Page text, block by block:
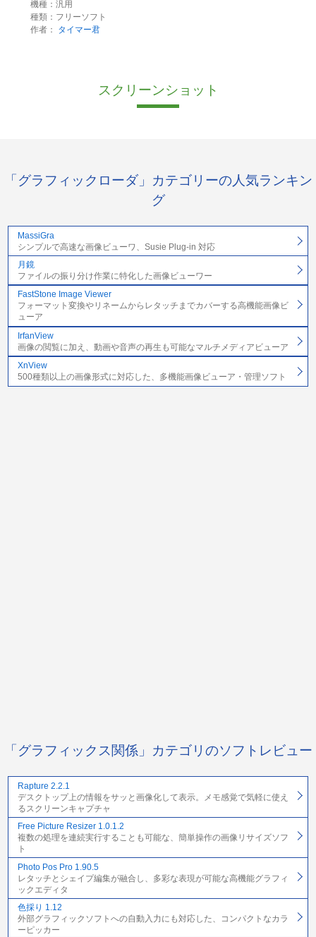
機種：汎用
種類：フリーソフト
作者：
タイマー君
スクリーンショット
「グラフィックローダ」カテゴリーの人気ランキン
グ
MassiGra
シンプルで高速な画像ビューワ、Susie Plug-in 対応
月鏡
ファイルの振り分け作業に特化した画像ビューワー
FastStone Image Viewer
フォーマット変換やリネームからレタッチまでカバーする高機能画像ビ
ューア
IrfanView
画像の閲覧に加え、動画や音声の再生も可能なマルチメディアビューア
XnView
500種類以上の画像形式に対応した、多機能画像ビューア・管理ソフト
「グラフィックス関係」カテゴリのソフトレビュー
Rapture 2.2.1
デスクトップ上の情報をサッと画像化して表示。メモ感覚で気軽に使え
るスクリーンキャプチャ
Free Picture Resizer 1.0.1.2
複数の処理を連続実行することも可能な、簡単操作の画像リサイズソフ
ト
Photo Pos Pro 1.90.5
レタッチとシェイプ編集が融合し、多彩な表現が可能な高機能グラフィ
ックエディタ
色採り 1.12
外部グラフィックソフトへの自動入力にも対応した、コンパクトなカラ
ーピッカー